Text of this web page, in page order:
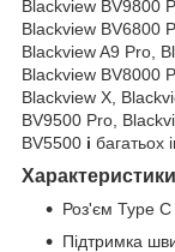
Blackview BV9800
Blackview BV6800
Blackview A9 Pro,
Blackview BV8000
Blackview X,
BV9500 Pro,
BV5500 і багатьох
Характеристики
Роз'єм Type
Підтримка